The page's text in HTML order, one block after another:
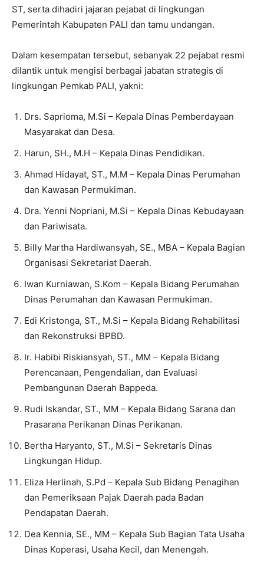
ST, serta dihadiri jajaran pejabat di lingkungan
Pemerintah Kabupaten PALI dan tamu undangan.
Dalam kesempatan tersebut, sebanyak 22 pejabat resmi
dilantik untuk mengisi berbagai jabatan strategis di
lingkungan Pemkab PALI, yakni:
Drs. Saprioma, M.Si – Kepala Dinas Pemberdayaan
Masyarakat dan Desa.
Harun, SH., M.H – Kepala Dinas Pendidikan.
Ahmad Hidayat, ST., M.M – Kepala Dinas Perumahan
dan Kawasan Permukiman.
Dra. Yenni Nopriani, M.Si – Kepala Dinas Kebudayaan
dan Pariwisata.
Billy Martha Hardiwansyah, SE., MBA – Kepala Bagian
Organisasi Sekretariat Daerah.
Iwan Kurniawan, S.Kom – Kepala Bidang Perumahan
Dinas Perumahan dan Kawasan Permukiman.
Edi Kristonga, ST., M.Si – Kepala Bidang Rehabilitasi
dan Rekonstruksi BPBD.
Ir. Habibi Riskiansyah, ST., MM – Kepala Bidang
Perencanaan, Pengendalian, dan Evaluasi
Pembangunan Daerah Bappeda.
Rudi Iskandar, ST., MM – Kepala Bidang Sarana dan
Prasarana Perikanan Dinas Perikanan.
Bertha Haryanto, ST., M.Si – Sekretaris Dinas
Lingkungan Hidup.
Eliza Herlinah, S.Pd – Kepala Sub Bidang Penagihan
dan Pemeriksaan Pajak Daerah pada Badan
Pendapatan Daerah.
Dea Kennia, SE., MM – Kepala Sub Bagian Tata Usaha
Dinas Koperasi, Usaha Kecil, dan Menengah.